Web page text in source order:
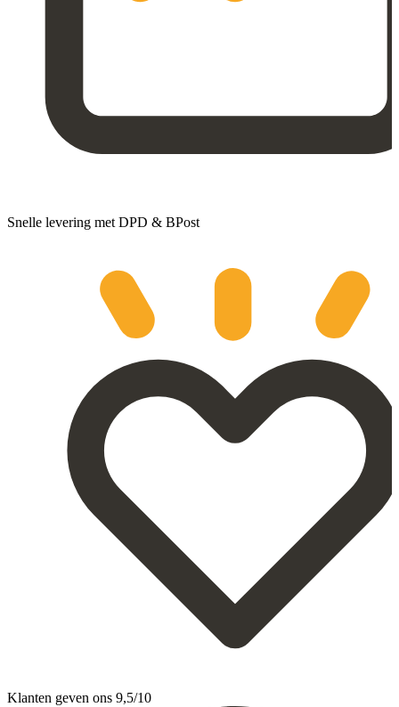
Snelle levering met DPD & BPost
Klanten geven ons 9,5/10